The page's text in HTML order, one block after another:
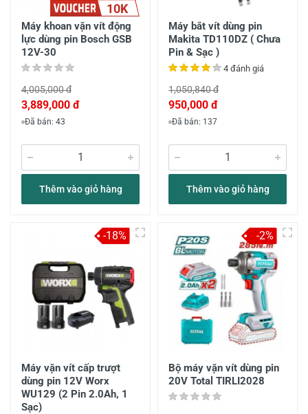
10K
Máy khoan vặn vít động
lực dùng pin Bosch GSB
12V-30
4,005,000 đ
3,889,000 đ
Đã bán: 43
Thêm vào giỏ hàng
Máy bắt vít dùng pin
Makita TD110DZ ( Chưa
Pin & Sạc )
4 đánh giá
1,050,840 đ
950,000 đ
Đã bán: 137
Thêm vào giỏ hàng
Máy vặn vít cấp trượt
dùng pin 12V Worx
WU129 (2 Pin 2.0Ah, 1
Sạc)
-18%
Bộ máy vặn vít dùng pin
20V Total TIRLI2028
-2%